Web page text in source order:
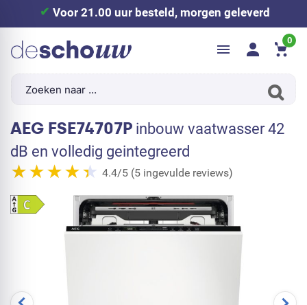
Voor 21.00 uur besteld, morgen geleverd
0
AEG FSE74707P inbouw vaatwasser 42
dB en volledig geintegreerd
4.4/5 (5 ingevulde reviews)